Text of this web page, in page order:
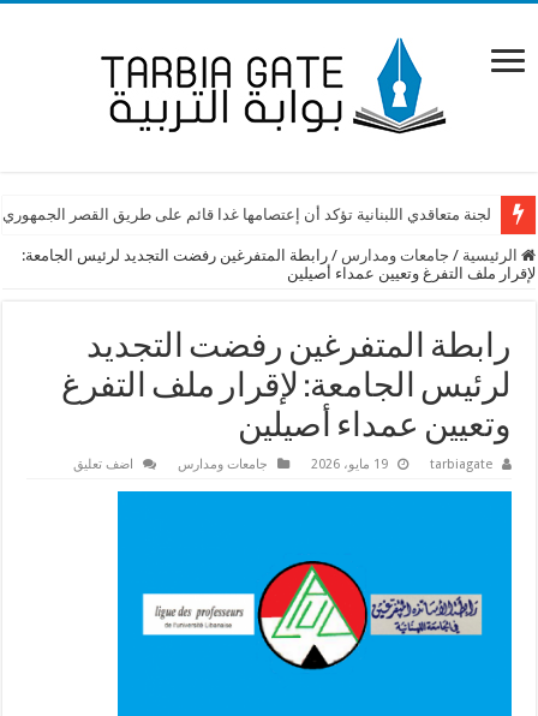
لجنة متعاقدي اللبنانية تؤكد أن إعتصامها غدا قائم على طريق القصر الجمهوري
الرئيسية / جامعات ومدارس / رابطة المتفرغين رفضت التجديد لرئيس الجامعة:
لإقرار ملف التفرغ وتعيين عمداء أصيلين
رابطة المتفرغين رفضت التجديد
لرئيس الجامعة: لإقرار ملف التفرغ
وتعيين عمداء أصيلين
tarbiagate 19 مايو، 2026 جامعات ومدارس اضف تعليق